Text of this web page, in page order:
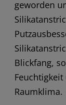
geworden
Blickfang,
Raumklima.